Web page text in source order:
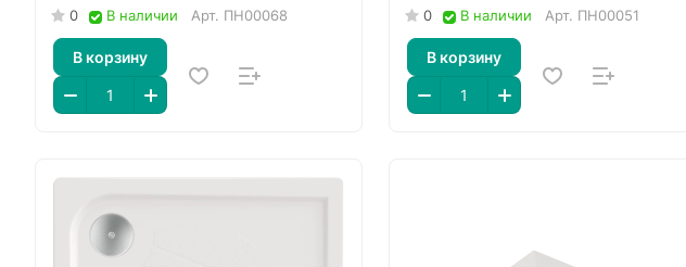
0 В наличии Арт. ПН00068
В корзину
0 В наличии Арт. ПН00051
В корзину